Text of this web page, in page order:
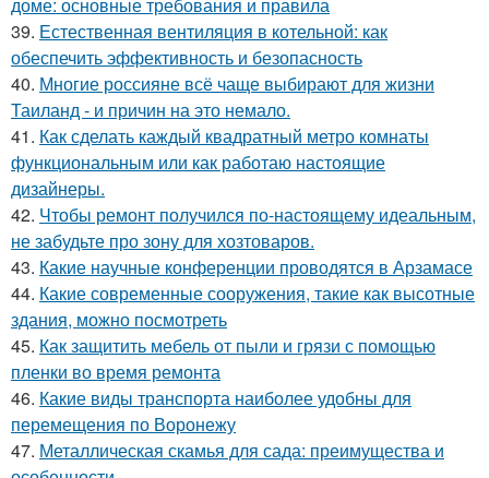
39. Естественная вентиляция в котельной: как
обеспечить эффективность и безопасность
40. Многие россияне всё чаще выбирают для жизни
Таиланд - и причин на это немало.
41. Как сделать каждый квадратный метро комнаты
функциональным или как работаю настоящие
дизайнеры.
42. Чтобы ремонт получился по-настоящему идеальным,
не забудьте про зону для хозтоваров.
43. Какие научные конференции проводятся в Арзамасе
44. Какие современные сооружения, такие как высотные
здания, можно посмотреть
45. Как защитить мебель от пыли и грязи с помощью
пленки во время ремонта
46. Какие виды транспорта наиболее удобны для
перемещения по Воронежу
47. Металлическая скамья для сада: преимущества и